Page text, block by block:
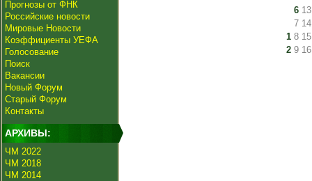
Прогнозы от ФНК
Российские новости
Мировые Новости
Коэффициенты УЕФА
Голосование
Поиск
Вакансии
Новый Форум
Старый Форум
Контакты
АРХИВЫ:
ЧМ 2022
ЧМ 2018
ЧМ 2014
6 13
7 14
1 8 15
2 9 16